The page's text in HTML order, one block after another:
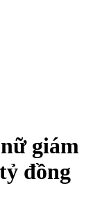
giám
đồng